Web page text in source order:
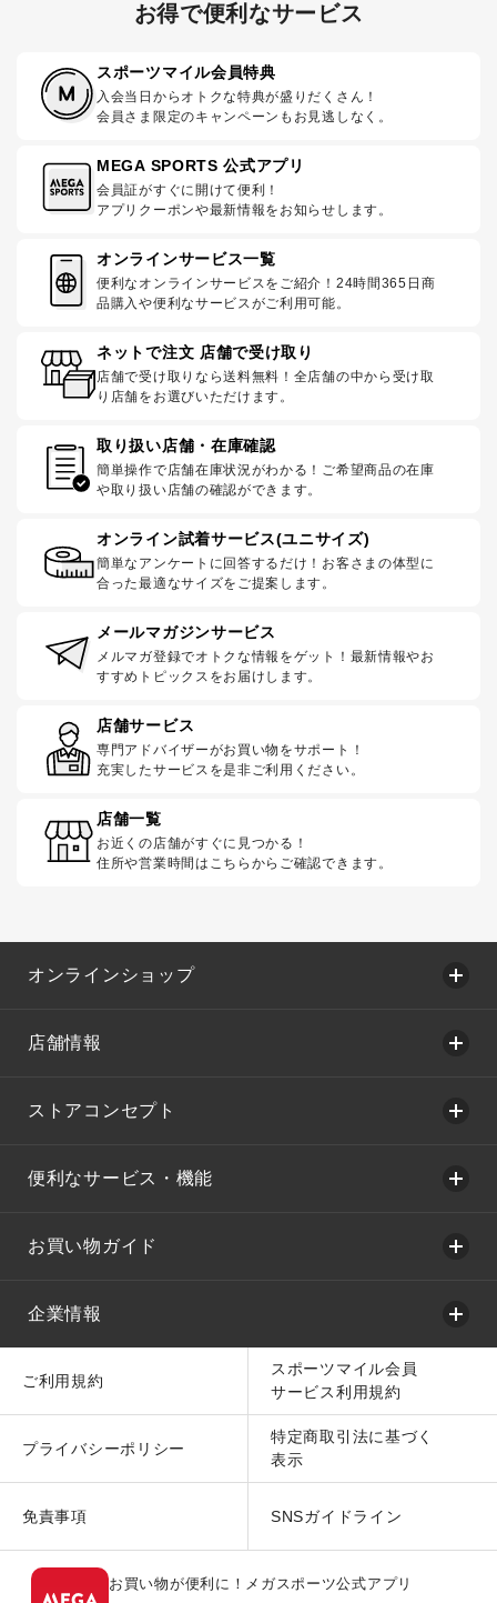
お得で便利なサービス
スポーツマイル会員特典
入会当日からオトクな特典が盛りだくさん！
会員さま限定のキャンペーンもお見逃しなく。
MEGA SPORTS 公式アプリ
会員証がすぐに開けて便利！
アプリクーポンや最新情報をお知らせします。
オンラインサービス一覧
便利なオンラインサービスをご紹介！24時間365日商
品購入や便利なサービスがご利用可能。
ネットで注文 店舗で受け取り
店舗で受け取りなら送料無料！全店舗の中から受け取
り店舗をお選びいただけます。
取り扱い店舗・在庫確認
簡単操作で店舗在庫状況がわかる！ご希望商品の在庫
や取り扱い店舗の確認ができます。
オンライン試着サービス(ユニサイズ)
簡単なアンケートに回答するだけ！お客さまの体型に
合った最適なサイズをご提案します。
メールマガジンサービス
メルマガ登録でオトクな情報をゲット！最新情報やお
すすめトピックスをお届けします。
店舗サービス
専門アドバイザーがお買い物をサポート！
充実したサービスを是非ご利用ください。
店舗一覧
お近くの店舗がすぐに見つかる！
住所や営業時間はこちらからご確認できます。
オンラインショップ
店舗情報
ストアコンセプト
便利なサービス・機能
お買い物ガイド
企業情報
ご利用規約
スポーツマイル会員
サービス利用規約
プライバシーポリシー
特定商取引法に基づく
表示
免責事項 SNSガイドライン
お買い物が便利に！メガスポーツ公式アプリ